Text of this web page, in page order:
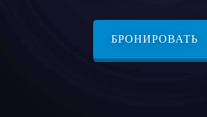
БРОНИРОВАТЬ